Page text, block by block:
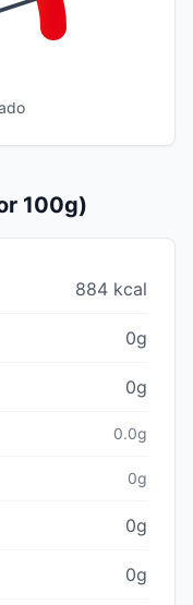
100g)
884 kcal
0g
0g
0.0g
0g
0g
0g